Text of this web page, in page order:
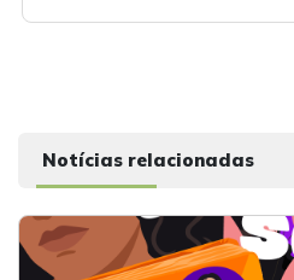
Notícias relacionadas